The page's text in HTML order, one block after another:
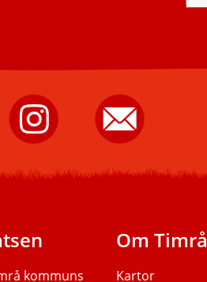
Timrå
kommun
på
Instagram.
Skicka
e-
post
till
kommun.
kommuns
Om Timrå
Kartor